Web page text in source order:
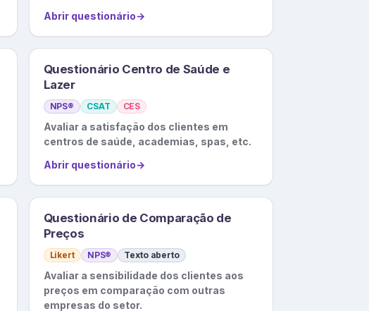
Abrir questionário→
Questionário Centro de Saúde e
Lazer
NPS® CSAT CES
Avaliar a satisfação dos clientes em
centros de saúde, academias, spas, etc.
Abrir questionário→
Questionário de Comparação de
Preços
Likert NPS® Texto aberto
Avaliar a sensibilidade dos clientes aos
preços em comparação com outras
empresas do setor.